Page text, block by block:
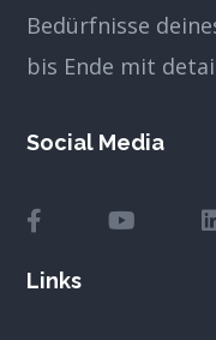
Bedürfnisse
bis Ende mit
Social Media
Links